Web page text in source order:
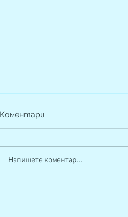
Коментари
Напишете коментар...